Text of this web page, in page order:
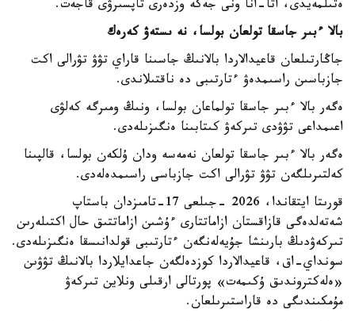
ەتىلمەيدى، اتا-انا ونى جەكە وزدەرى تاپسىرۋى قاجەت.
بالا ءبىر جاسقا تولعان بولسا، نە ىستەۋ كەرەك
جاڭارتىلعان قاعيدالاردا بالانىڭ جاسىنا قاراي تۋۋ تۋرالى اكت
جازباسىن راسىمدەۋ ءتارتىبى دە ناقتىلاندى.
ەگەر بالا ءبىر جاسقا تولماعان بولسا، ونىڭ ومىرگە كەلۋى
اعىمداعى تۋۋدى تىركەۋ كىتابىنا ەنگىزىلەدى.
ەگەر بالا ءبىر جاسقا تولعان نەمەسە ودان ۇلكەن بولسا، قالپىنا
كەلتىرىلگەن تۋۋ تۋرالى اكت جازباسى راسىمدەلەدى.
قورىتا ايتقاندا، 2026 -جىلعى 17-تامىزدان باستاپ
شەتەلدەگى قازاقستان ازاماتتارى ءۇشىن ازاماتتىق حال اكتىلەرىن
تىركەۋدىڭ بارىنشا جۇيەلەنگەن ءتارتىبى قولدانىسقا ەنگىزىلەدى.
سونداي-اق، قاعيدالاردا كوزدەلگەن جاعدايلاردا بالانىڭ تۋۋىن
«ەلەكتروندىق ۇكىمەت» پورتالى ارقىلى ونلاين تىركەۋ
مۇمكىندىگى دە قاراستىرىلعان.